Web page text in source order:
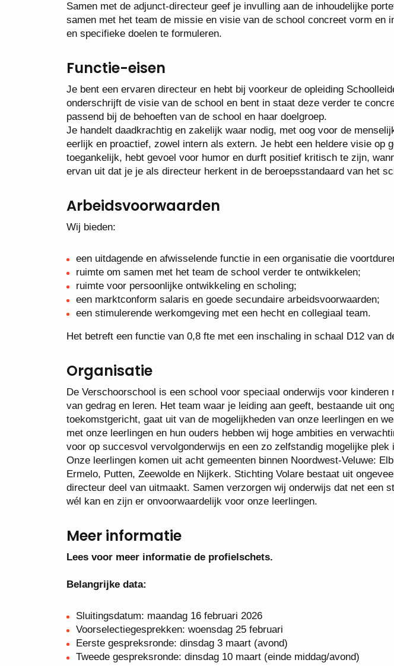
Samen met de adjunct-directeur geef je invulling aan de inhoudelijke
samen met het team de missie en visie van de school concreet vorm en
en specifieke doelen te formuleren.
Functie-eisen
Je bent een ervaren directeur en hebt bij voorkeur de opleiding
onderschrijft de visie van de school en bent in staat deze verder te
passend bij de behoeften van de school en haar doelgroep.
Je handelt daadkrachtig en zakelijk waar nodig, met oog voor de
eerlijk en proactief, zowel intern als extern. Je hebt een heldere visie op
toegankelijk, hebt gevoel voor humor en durft positief kritisch te zijn,
ervan uit dat je je als directeur herkent in de beroepsstandaard van het
Arbeidsvoorwaarden
Wij bieden:
een uitdagende en afwisselende functie in een organisatie die
ruimte om samen met het team de school verder te ontwikkelen;
ruimte voor persoonlijke ontwikkeling en scholing;
een marktconform salaris en goede secundaire arbeidsvoorwaarden;
een stimulerende werkomgeving met een hecht en collegiaal team.
Het betreft een functie van 0,8 fte met een inschaling in schaal D12 van
Organisatie
De Verschoorschool is een school voor speciaal onderwijs voor kinderen
van gedrag en leren. Het team waar je leiding aan geeft, bestaande uit
toekomstgericht, gaat uit van de mogelijkheden van onze leerlingen en
met onze leerlingen en hun ouders hebben wij hoge ambities en
voor op succesvol vervolgonderwijs en een zo zelfstandig mogelijke plek
Onze leerlingen komen uit acht gemeenten binnen Noordwest-Veluwe:
Ermelo, Putten, Zeewolde en Nijkerk. Stichting Volare bestaat uit
directeur deel van uitmaakt. Samen verzorgen wij onderwijs dat net een
wél kan en zijn er onvoorwaardelijk voor onze leerlingen.
Meer informatie
Lees voor meer informatie de profielschets.
Belangrijke data:
Sluitingsdatum: maandag 16 februari 2026
Voorselectiegesprekken: woensdag 25 februari
Eerste gespreksronde: dinsdag 3 maart (avond)
Tweede gespreksronde: dinsdag 10 maart (einde middag/avond)